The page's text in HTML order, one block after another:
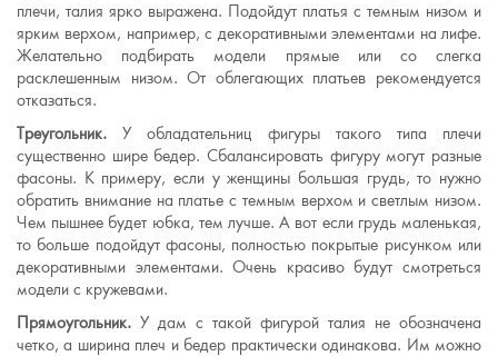
плечи, талия ярко выражена. Подойдут платья с темным низом и
ярким верхом, например, с декоративными элементами на лифе.
Желательно подбирать модели прямые или со слегка
расклешенным низом. От облегающих платьев рекомендуется
отказаться.
Треугольник.У обладательниц фигуры такого типа плечи
существенно шире бедер. Сбалансировать фигуру могут разные
фасоны. К примеру, если у женщины большая грудь, то нужно
обратить внимание на платье с темным верхом и светлым низом.
Чем пышнее будет юбка, тем лучше. А вот если грудь маленькая,
то больше подойдут фасоны, полностью покрытые рисунком или
декоративными элементами. Очень красиво будут смотреться
модели с кружевами.
Прямоугольник. У дам с такой фигурой талия не обозначена
четко, а ширина плеч и бедер практически одинакова. Им можно